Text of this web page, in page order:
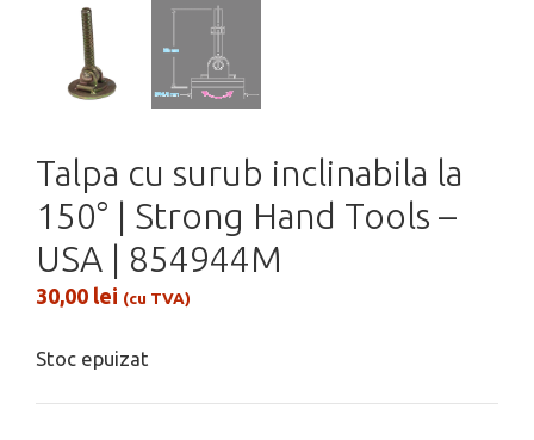
Talpa cu surub inclinabila la
150° | Strong Hand Tools –
USA | 854944M
30,00 lei (cu TVA)
Stoc epuizat